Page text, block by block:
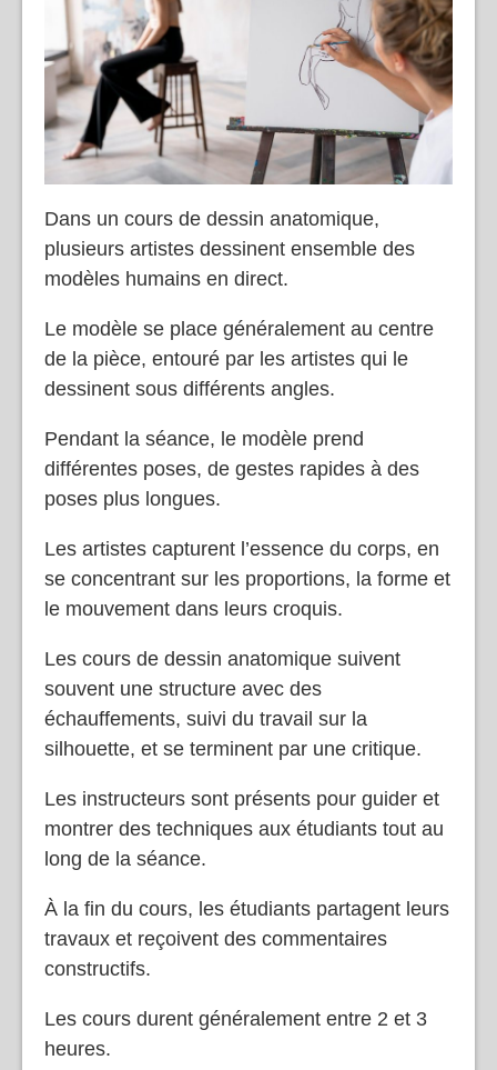
Dans un cours de dessin anatomique,
plusieurs artistes dessinent ensemble des
modèles humains en direct.
Le modèle se place généralement au centre
de la pièce, entouré par les artistes qui le
dessinent sous différents angles.
Pendant la séance, le modèle prend
différentes poses, de gestes rapides à des
poses plus longues.
Les artistes capturent l’essence du corps, en
se concentrant sur les proportions, la forme et
le mouvement dans leurs croquis.
Les cours de dessin anatomique suivent
souvent une structure avec des
échauffements, suivi du travail sur la
silhouette, et se terminent par une critique.
Les instructeurs sont présents pour guider et
montrer des techniques aux étudiants tout au
long de la séance.
À la fin du cours, les étudiants partagent leurs
travaux et reçoivent des commentaires
constructifs.
Les cours durent généralement entre 2 et 3
heures.